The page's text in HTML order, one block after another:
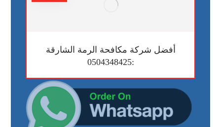
أفضل شركة مكافحة الرمة الشارقة
:0504348425